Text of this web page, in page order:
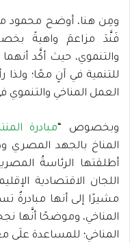
ومِن هنا، أوضح محمود
فَنَّدَ مزاعمَ واهيةً
والتنموي، حيث أكَّد
للتنمية في آنٍ معًا؛ ولذا
العمل المناخي والتنموي
وبخصوص “ مبادرة
المناخ بالجهد المصري
اللجان الاقتصادية
مشيرًا إلى أنها مبادرةٌ
المناخي، وموضحًا أنَّها
المناخي؛ للمساعدة علَى